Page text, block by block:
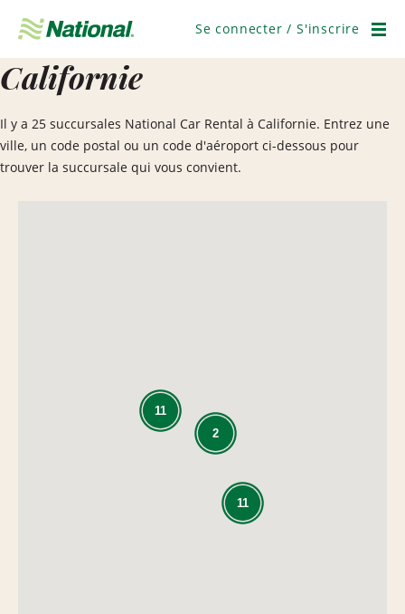
navigation
Se connecter / S'inscrire
Californie
Il y a 25 succursales National Car Rental à Californie. Entrez une
ville, un code postal ou un code d'aéroport ci-dessous pour
trouver la succursale qui vous convient.
11
11
2